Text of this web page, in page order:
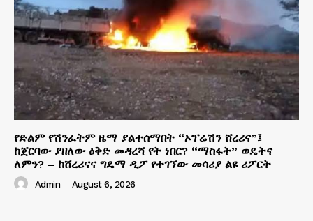
የድልም የሽንፈትም ዜማ ያልተሰማበት “ኦፕሬሽን ሸረሪና”፤
ከጀርባው ያዘለው ዕቅድ መዳረሻ የት ነበር? “ማስፋት” ወዴትና
ለምን? – ከሸረሪናና ግዴማ ዲፖ የተገኘው መሳሪያ ልዩ ሪፖርት
Admin - August 6, 2026